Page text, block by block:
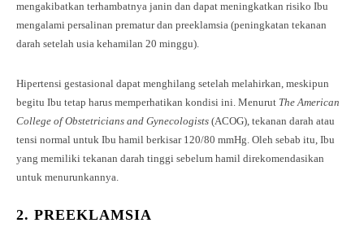
mengakibatkan terhambatnya janin dan dapat meningkatkan risiko Ibu
mengalami persalinan prematur dan preeklamsia (peningkatan tekanan
darah setelah usia kehamilan 20 minggu).
Hipertensi gestasional dapat menghilang setelah melahirkan, meskipun
begitu Ibu tetap harus memperhatikan kondisi ini. Menurut The American
College of Obstetricians and Gynecologists (ACOG), tekanan darah atau
tensi normal untuk Ibu hamil berkisar 120/80 mmHg. Oleh sebab itu, Ibu
yang memiliki tekanan darah tinggi sebelum hamil direkomendasikan
untuk menurunkannya.
2. PREEKLAMSIA